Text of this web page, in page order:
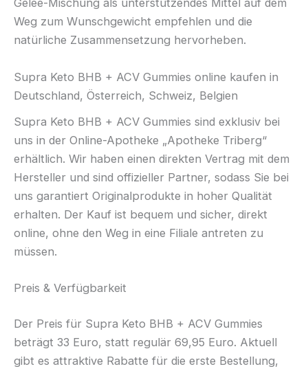
Gelée-Mischung als unterstützendes Mittel auf dem
Weg zum Wunschgewicht empfehlen und die
natürliche Zusammensetzung hervorheben.
Supra Keto BHB + ACV Gummies online kaufen in
Deutschland, Österreich, Schweiz, Belgien
Supra Keto BHB + ACV Gummies sind exklusiv bei
uns in der Online-Apotheke „Apotheke Triberg“
erhältlich. Wir haben einen direkten Vertrag mit dem
Hersteller und sind offizieller Partner, sodass Sie bei
uns garantiert Originalprodukte in hoher Qualität
erhalten. Der Kauf ist bequem und sicher, direkt
online, ohne den Weg in eine Filiale antreten zu
müssen.
Preis & Verfügbarkeit
Der Preis für Supra Keto BHB + ACV Gummies
beträgt 33 Euro, statt regulär 69,95 Euro. Aktuell
gibt es attraktive Rabatte für die erste Bestellung,